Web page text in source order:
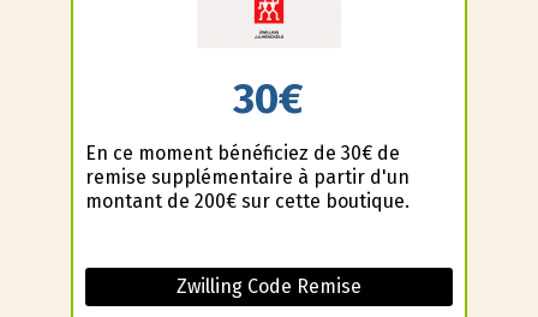
30€
En ce moment bénéficiez de 30€ de
remise supplémentaire à partir d'un
montant de 200€ sur cette boutique.
Zwilling Code Remise